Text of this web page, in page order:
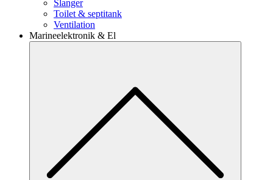
Slanger
Toilet & septitank
Ventilation
Marineelektronik & El